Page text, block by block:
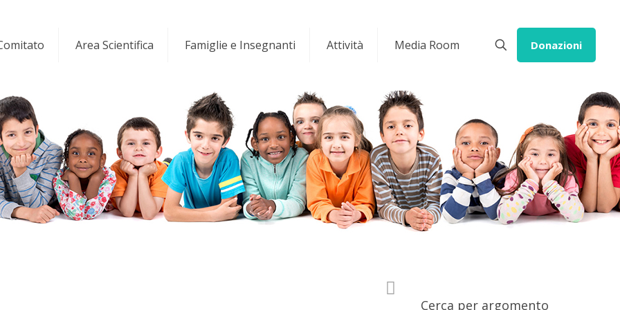
Area Scientifica Famiglie e Insegnanti Attività Media Room Donazioni
Cerca per argomento